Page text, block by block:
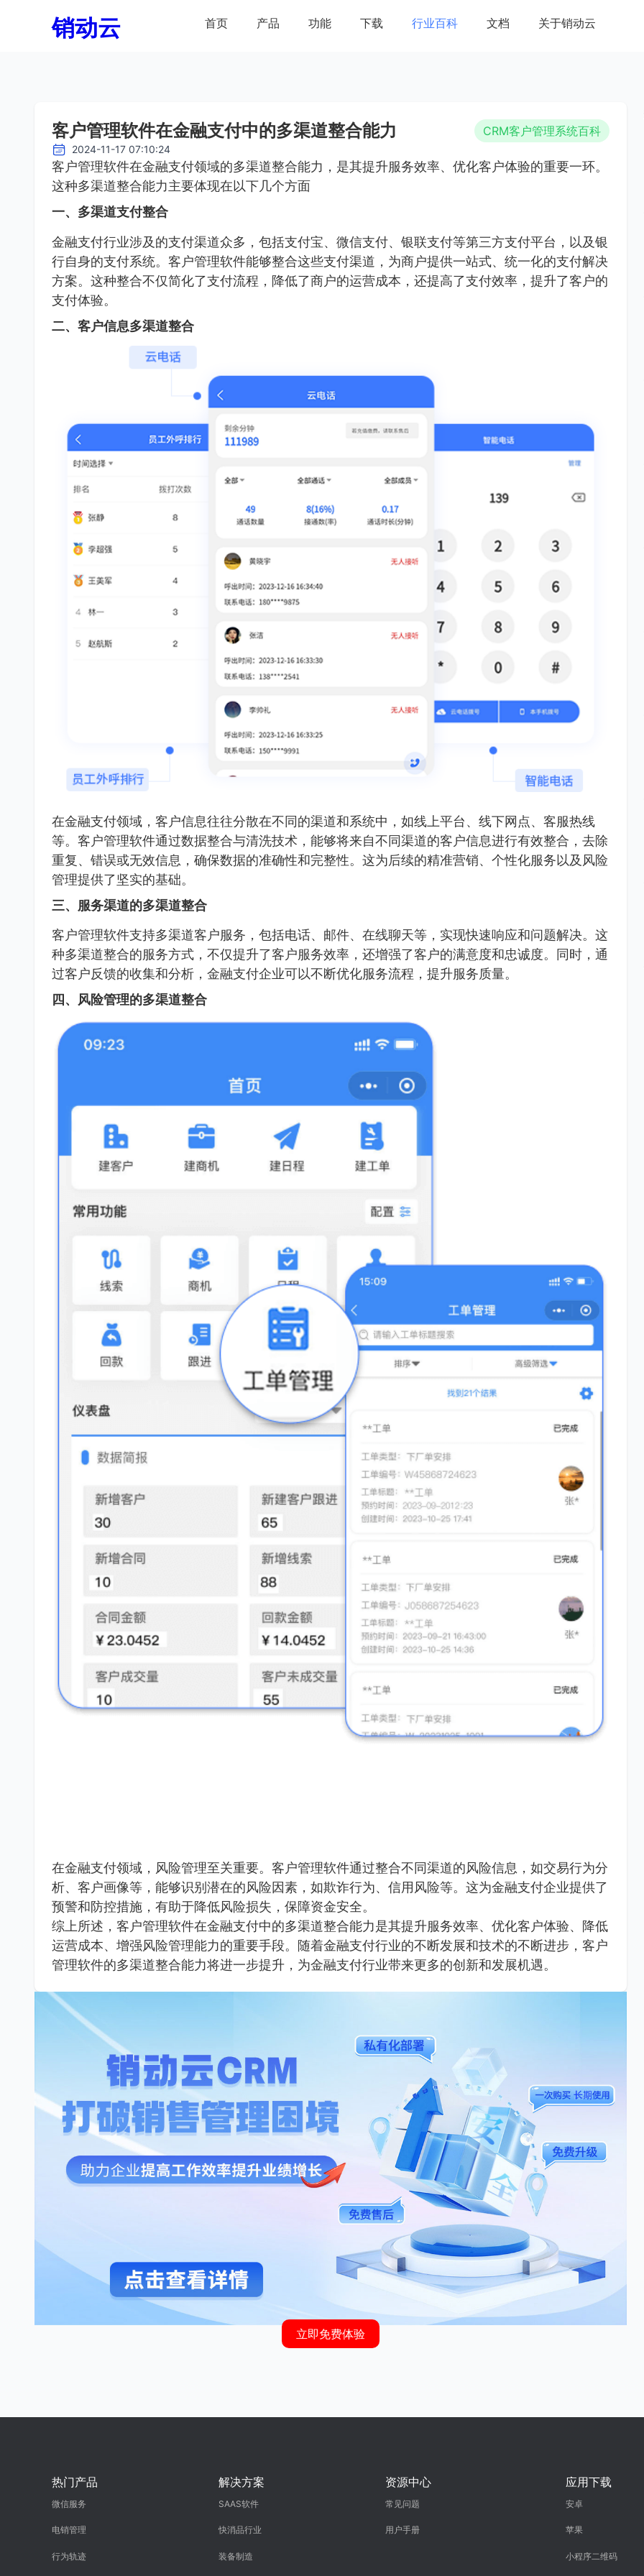
销动云 首页 产品 功能 下载 行业百科 文档 关于销动云
客户管理软件在金融支付中的多渠道整合能力 CRM客户管理系统百科
2024-11-17 07:10:24
客户管理软件在金融支付领域的多渠道整合能力，是其提升服务效率、优化客户体验的重要一环。
这种多渠道整合能力主要体现在以下几个方面
一、多渠道支付整合
金融支付行业涉及的支付渠道众多，包括支付宝、微信支付、银联支付等第三方支付平台，以及银
行自身的支付系统。客户管理软件能够整合这些支付渠道，为商户提供一站式、统一化的支付解决
方案。这种整合不仅简化了支付流程，降低了商户的运营成本，还提高了支付效率，提升了客户的
支付体验。
二、客户信息多渠道整合
在金融支付领域，客户信息往往分散在不同的渠道和系统中，如线上平台、线下网点、客服热线
等。客户管理软件通过数据整合与清洗技术，能够将来自不同渠道的客户信息进行有效整合，去除
重复、错误或无效信息，确保数据的准确性和完整性。这为后续的精准营销、个性化服务以及风险
管理提供了坚实的基础。
三、服务渠道的多渠道整合
客户管理软件支持多渠道客户服务，包括电话、邮件、在线聊天等，实现快速响应和问题解决。这
种多渠道整合的服务方式，不仅提升了客户服务效率，还增强了客户的满意度和忠诚度。同时，通
过客户反馈的收集和分析，金融支付企业可以不断优化服务流程，提升服务质量。
四、风险管理的多渠道整合
在金融支付领域，风险管理至关重要。客户管理软件通过整合不同渠道的风险信息，如交易行为分
析、客户画像等，能够识别潜在的风险因素，如欺诈行为、信用风险等。这为金融支付企业提供了
预警和防控措施，有助于降低风险损失，保障资金安全。
综上所述，客户管理软件在金融支付中的多渠道整合能力是其提升服务效率、优化客户体验、降低
运营成本、增强风险管理能力的重要手段。随着金融支付行业的不断发展和技术的不断进步，客户
管理软件的多渠道整合能力将进一步提升，为金融支付行业带来更多的创新和发展机遇。
立即免费体验
热门产品
微信服务
电销管理
行为轨迹
解决方案
SAAS软件
快消品行业
装备制造
资源中心
常见问题
用户手册
应用下载
安卓
苹果
小程序二维码